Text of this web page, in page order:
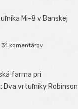
Mi-8 v Banskej
31 komentárov
farma pri
Dva vrtuľníky Robinson